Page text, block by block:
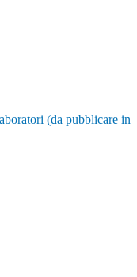
(da pubblicare in